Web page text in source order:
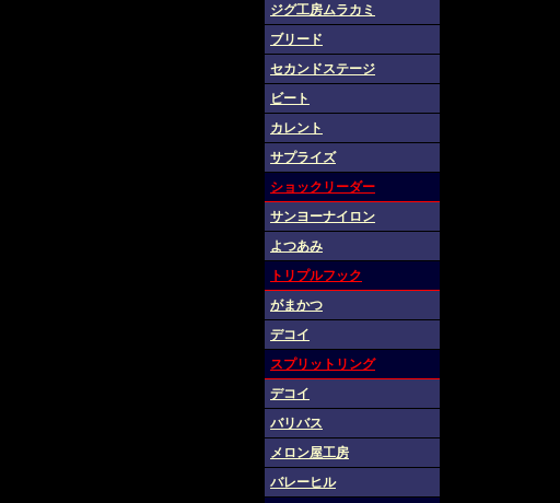
ジグ工房ムラカミ
ブリード
セカンドステージ
ビート
カレント
サプライズ
ショックリーダー
サンヨーナイロン
よつあみ
トリプルフック
がまかつ
デコイ
スプリットリング
デコイ
バリバス
メロン屋工房
バレーヒル